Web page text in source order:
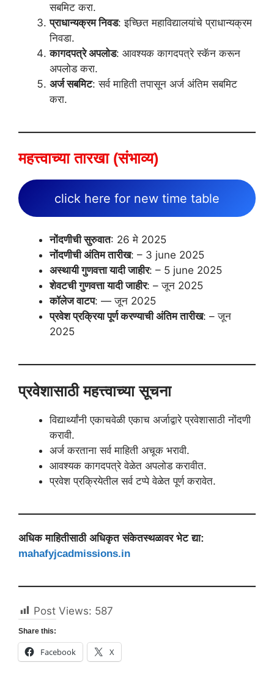
सबमिट करा.
प्राधान्यक्रम निवड: इच्छित महाविद्यालयांचे प्राधान्यक्रम
निवडा.
कागदपत्रे अपलोड: आवश्यक कागदपत्रे स्कॅन करून
अपलोड करा.
अर्ज सबमिट: सर्व माहिती तपासून अर्ज अंतिम सबमिट
करा.
महत्त्वाच्या तारखा (संभाव्य)
click here for new time table
नोंदणीची सुरुवात: 26 मे 2025
नोंदणीची अंतिम तारीख: – 3 june 2025
अस्थायी गुणवत्ता यादी जाहीर: – 5 june 2025
शेवटची गुणवत्ता यादी जाहीर: – जून 2025
कॉलेज वाटप: — जून 2025
प्रवेश प्रक्रिया पूर्ण करण्याची अंतिम तारीख: – जून
2025
प्रवेशासाठी महत्त्वाच्या सूचना
विद्यार्थ्यांनी एकाचवेळी एकाच अर्जाद्वारे प्रवेशासाठी नोंदणी
करावी.
अर्ज करताना सर्व माहिती अचूक भरावी.
आवश्यक कागदपत्रे वेळेत अपलोड करावीत.
प्रवेश प्रक्रियेतील सर्व टप्पे वेळेत पूर्ण करावेत.
अधिक माहितीसाठी अधिकृत संकेतस्थळावर भेट द्या:
mahafyjcadmissions.in
Post Views: 587
Share this:
Facebook X